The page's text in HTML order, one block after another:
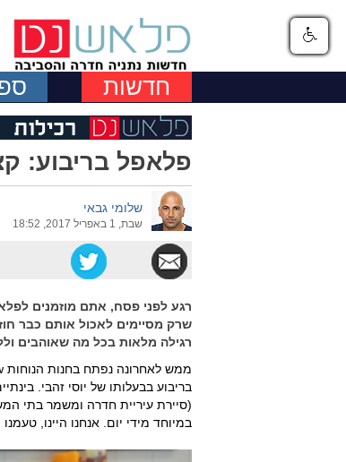
חדשות
פלאפל בריבוע:
שלומי גבאי
שבת, 1 באפריל 2017, 18:52
רגע לפני פסח, אתם מוזמנים
שרק מסיימים לאכול אותם כבר
רגילה מלאות בכל מה שאוהבים
בריבוע בבעלותו של יוסי זהבי.
(סיירת עיריית חדרה ומשמר בתי
במיוחד מידי יום. אנחנו היינו, טעמנו